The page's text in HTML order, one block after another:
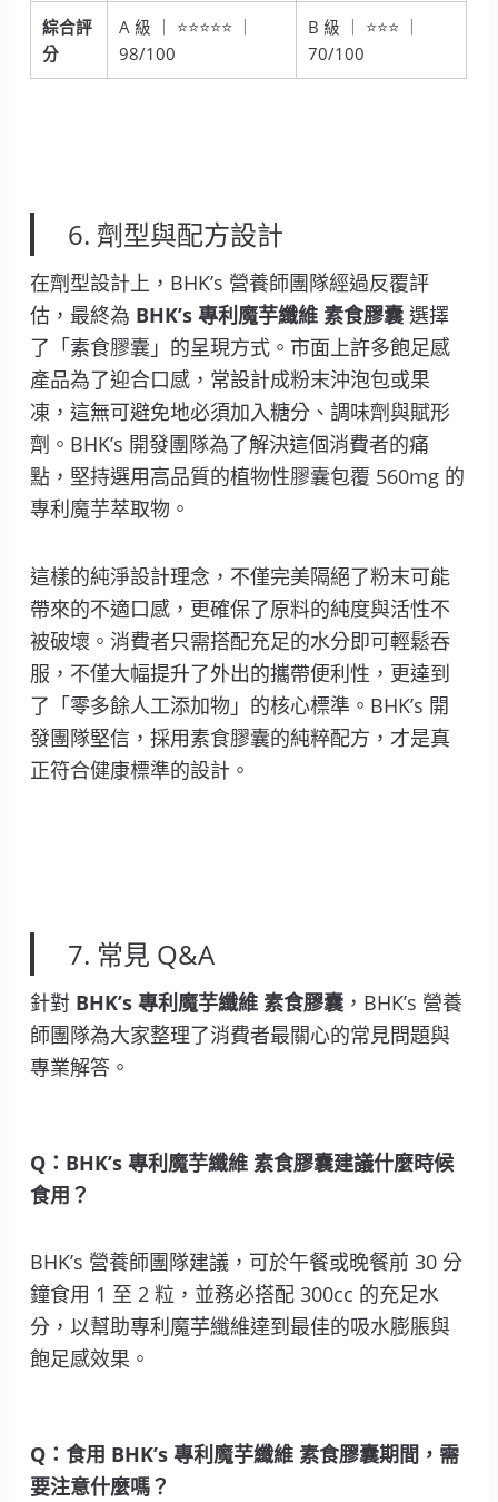
綜合評
分
A 級 ｜ ⭐⭐⭐⭐⭐ ｜
98/100
B 級 ｜ ⭐⭐⭐ ｜
70/100
6. 劑型與配方設計
在劑型設計上，BHK’s 營養師團隊經過反覆評
估，最終為 BHK’s 專利魔芋纖維 素食膠囊 選擇
了「素食膠囊」的呈現方式。市面上許多飽足感
產品為了迎合口感，常設計成粉末沖泡包或果
凍，這無可避免地必須加入糖分、調味劑與賦形
劑。BHK’s 開發團隊為了解決這個消費者的痛
點，堅持選用高品質的植物性膠囊包覆 560mg 的
專利魔芋萃取物。
這樣的純淨設計理念，不僅完美隔絕了粉末可能
帶來的不適口感，更確保了原料的純度與活性不
被破壞。消費者只需搭配充足的水分即可輕鬆吞
服，不僅大幅提升了外出的攜帶便利性，更達到
了「零多餘人工添加物」的核心標準。BHK’s 開
發團隊堅信，採用素食膠囊的純粹配方，才是真
正符合健康標準的設計。
7. 常見 Q&A
針對 BHK’s 專利魔芋纖維 素食膠囊 ，BHK’s 營養
師團隊為大家整理了消費者最關心的常見問題與
專業解答。
Q：BHK’s 專利魔芋纖維 素食膠囊建議什麼時候
食用？
BHK’s 營養師團隊建議，可於午餐或晚餐前 30 分
鐘食用 1 至 2 粒，並務必搭配 300cc 的充足水
分，以幫助專利魔芋纖維達到最佳的吸水膨脹與
飽足感效果。
Q：食用 BHK’s 專利魔芋纖維 素食膠囊期間，需
要注意什麼嗎？